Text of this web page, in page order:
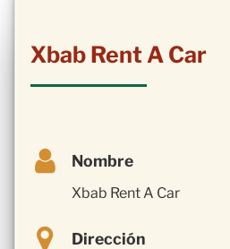
Xbab Rent A Car
Nombre
Xbab Rent A Car
Dirección